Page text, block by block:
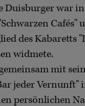
Duisburger war
des Kabaretts
widmete.
mit
jeder Vernunft"
persönlichen